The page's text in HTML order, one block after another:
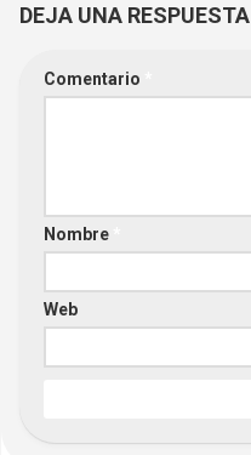
DEJA UNA RESPUESTA
Comentario
Nombre
Web